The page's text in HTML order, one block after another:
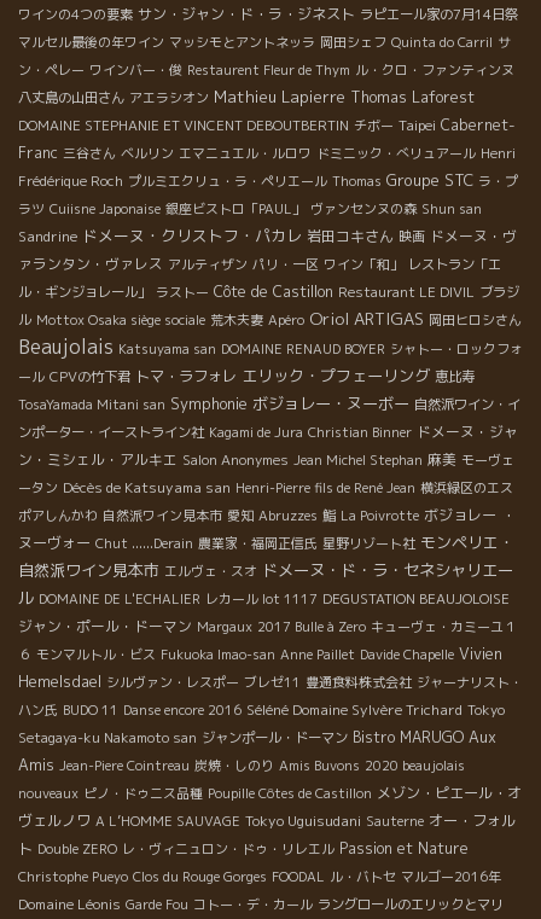
ワインの4つの要素 サン・ジャン・ド・ラ・ジネスト ラピエール家の7月14日祭
マルセル最後の年ワイン マッシモとアントネッラ 岡田シェフ Quinta do Carril サ
ン・ペレー ワインバー・俊 Restaurent Fleur de Thym ル・クロ・ファンティンヌ
八丈島の山田さん アエラシオン Mathieu Lapierre Thomas Laforest
DOMAINE STEPHANIE ET VINCENT DEBOUTBERTIN チボー Taipei Cabernet-
Franc 三谷さん ベルリン エマニュエル・ルロワ ドミニック・べリュアール Henri
Frédérique Roch プルミエクリュ・ラ・ペリエール Thomas Groupe STC ラ・プ
ラツ Cuiisne Japonaise 銀座ビストロ「PAUL」 ヴァンセンヌの森 Shun san
Sandrine ドメーヌ・クリストフ・パカレ 岩田コキさん 映画 ドメーヌ・ヴ
ァランタン・ヴァレス アルティザン パリ・一区 ワイン「和」
レストラン「エ
ル・ギンジョレール」
ラストー Côte de Castillon Restaurant LE DIVIL ブラジ
ル Mottox Osaka siège sociale 荒木夫妻 Apéro Oriol ARTIGAS 岡田ヒロシさん
Beaujolais Katsuyama san DOMAINE RENAUD BOYER シャトー・ロックフォ
ール CPVの竹下君 トマ・ラフォレ エリック・プフェーリング 恵比寿
TosaYamada Mitani san Symphonie ボジョレー・ヌーボー 自然派ワイン・イ
ンポーター・イーストライン社 Kagami de Jura Christian Binner ドメーヌ・ジャ
ン・ミシェル・アルキエ Salon Anonymes Jean Michel Stephan 麻美 モーヴェ
ータン Décès de Katsuyama san Henri-Pierre fils de René Jean 横浜緑区のエス
ポアしんかわ 自然派ワイン見本市 愛知 Abruzzes 鮨 La Poivrotte ボジョレー ・
ヌーヴォー Chut ......Derain 農業家・福岡正信氏 星野リゾート社 モンペリエ・
自然派ワイン見本市 エルヴェ・スオ ドメーヌ・ド・ラ・セネシャリエー
ル DOMAINE DE L'ECHALIER レカール lot 1117 DEGUSTATION BEAUJOLOISE
ジャン・ポール・ドーマン Margaux 2017 Bulle à Zero キューヴェ・カミーユ１
６ モンマルトル・ビス Fukuoka Imao-san Anne Paillet Davide Chapelle Vivien
Hemelsdael シルヴァン・レスポー ブレゼ11 豊通食料株式会社 ジャーナリスト・
ハン氏 BUDO 11 Danse encore 2016 Séléné Domaine Sylvère Trichard Tokyo
Setagaya-ku Nakamoto san ジャンポール・ドーマン Bistro MARUGO Aux
Amis Jean-Piere Cointreau 炭焼・しのり Amis Buvons 2020 beaujolais
nouveaux ピノ・ドゥニス品種 Poupille Côtes de Castillon メゾン・ピエール・オ
ヴェルノワ A L’HOMME SAUVAGE Tokyo Uguisudani Sauterne オー・フォル
ト Double ZERO レ・ヴィニュロン・ドゥ・リレエル Passion et Nature
Christophe Pueyo Clos du Rouge Gorges FOODAL ル・バトセ マルゴー2016年
Domaine Léonis Garde Fou コトー・デ・カール ラングロールのエリックとマリ